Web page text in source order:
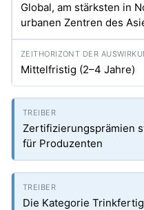
Global, am stärksten in
urbanen Zentren des
Mittelfristig (2–4 Jahre)
Zertifizierungsprämien
für Produzenten
Die Kategorie